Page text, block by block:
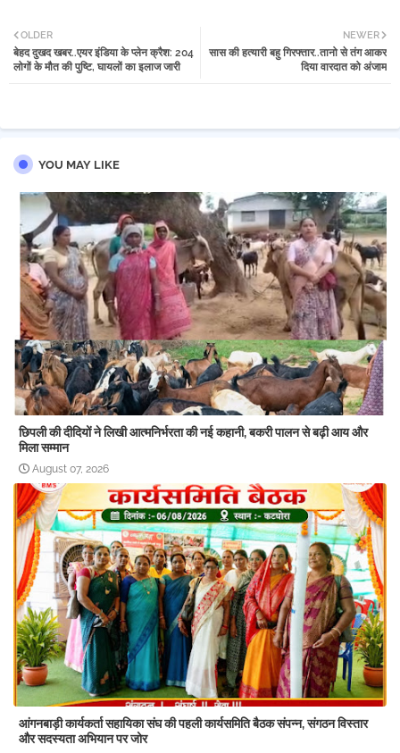
tter atsa
NEWER
सास की हत्यारी बहु गिरफ्तार..तानो से तंग आकर
दिया वारदात को अंजाम
OLDER
बेहद दुखद खबर..एयर इंडिया के प्लेन क्रैश: 204
लोगों के मौत की पुष्टि, घायलों का इलाज जारी
YOU MAY LIKE
छिपली की दीदियों ने लिखी आत्मनिर्भरता की नई कहानी, बकरी पालन से बढ़ी आय और
मिला सम्मान
August 07, 2026
आंगनबाड़ी कार्यकर्ता सहायिका संघ की पहली कार्यसमिति बैठक संपन्न, संगठन विस्तार
और सदस्यता अभियान पर जोर